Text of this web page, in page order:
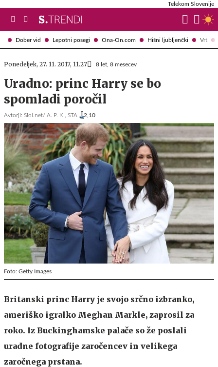
Dober vid Lepotni posegi Ona-On.com Hišni ljubljenčki Vrt
Telekom Slovenije
Ponedeljek, 27. 11. 2017, 11.27 8 let, 8 mesecev
Uradno: princ Harry se bo
spomladi poročil
Avtorji: Siol.net/ A. P. K., STA , 2,10
Foto: Getty Images
Britanski princ Harry je svojo srčno izbranko,
ameriško igralko Meghan Markle, zaprosil za
roko. Iz Buckinghamske palače so že poslali
uradne fotografije zaročencev in velikega
zaročnega prstana.